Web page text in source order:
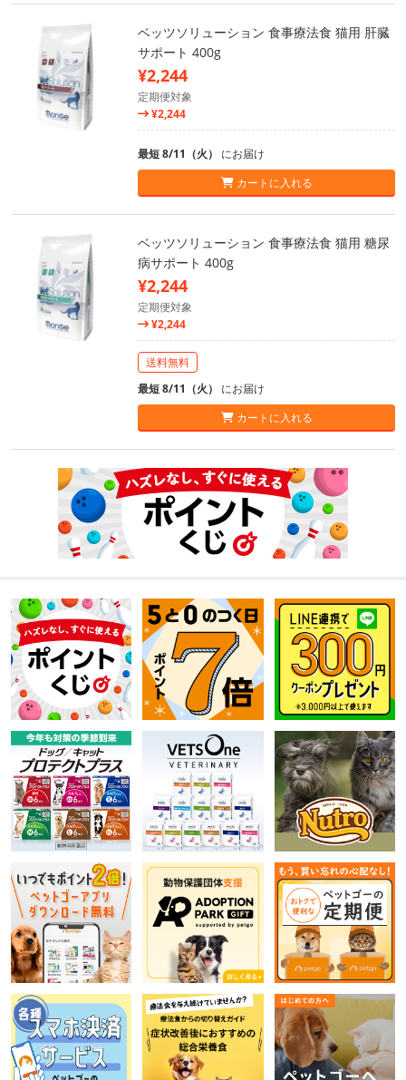
ベッツソリューション 食事療法食 猫用 肝臓
サポート 400g
¥2,244
定期便対象
¥2,244
最短 8/11（火） にお届け
カートに入れる
ベッツソリューション 食事療法食 猫用 糖尿
病サポート 400g
¥2,244
定期便対象
¥2,244
送料無料
最短 8/11（火） にお届け
カートに入れる